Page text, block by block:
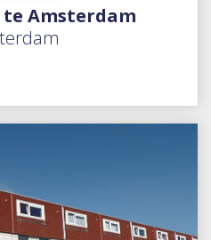
Amsterdam